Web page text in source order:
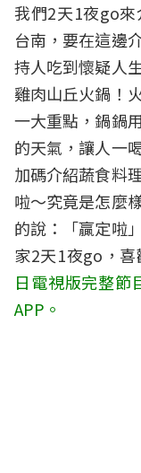
我們2天1夜go
台南，要在這邊
持人吃到懷疑人
雞肉山丘火鍋！
一大重點，鍋鍋
的天氣，讓人一
加碼介紹蔬食料
啦～究竟是怎麼
的說：「贏定啦
家2天1夜go，喜
日電視版完整節
APP。